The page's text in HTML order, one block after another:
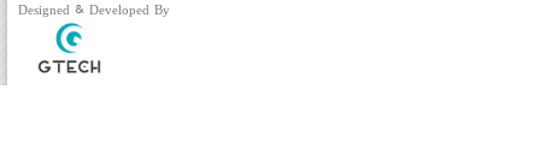
Designed & Developed By